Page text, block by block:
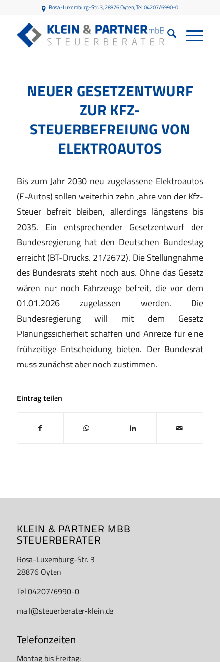
Rosa-Luxemburg-Str. 3, 28876 Oyten, Tel 04207/6990-0
NEUER GESETZENTWURF
ZUR KFZ-
STEUERBEFREIUNG VON
ELEKTROAUTOS
Bis zum Jahr 2030 neu zugelassene Elektroautos
(E-Autos) sollen weiterhin zehn Jahre von der Kfz-
Steuer befreit bleiben, allerdings längstens bis
2035. Ein entsprechender Gesetzentwurf der
Bundesregierung hat den Deutschen Bundestag
erreicht (BT-Drucks. 21/2672). Die Stellungnahme
des Bundesrats steht noch aus. Ohne das Gesetz
wären nur noch Fahrzeuge befreit, die vor dem
01.01.2026 zugelassen werden. Die
Bundesregierung will mit dem Gesetz
Planungssicherheit schaffen und Anreize für eine
frühzeitige Entscheidung bieten. Der Bundesrat
muss zunächst aber noch zustimmen.
Eintrag teilen
KLEIN & PARTNER MBB
STEUERBERATER
Rosa-Luxemburg-Str. 3
28876 Oyten
Tel 04207/6990-0
mail@steuerberater-klein.de
Telefonzeiten
Montag bis Freitag: